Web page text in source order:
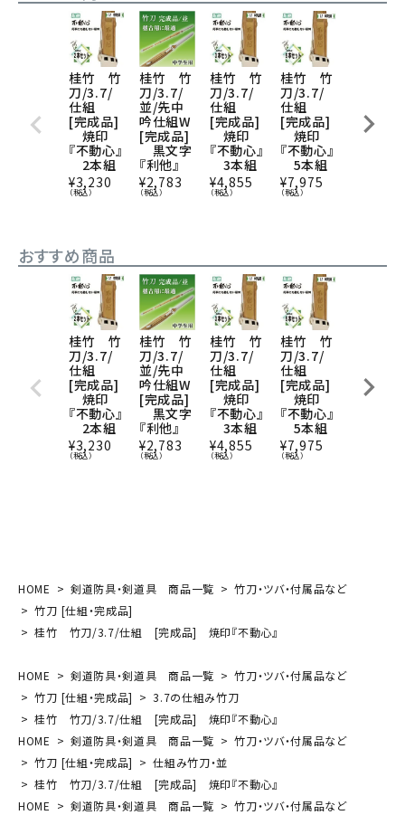
桂竹 竹
刀/3.7/
仕組
[完成品]
焼印
『不動心』
2本組
¥3,230
（税込）
桂竹 竹
刀/3.7/
並/先中
吟仕組W
[完成品]
黒文字
『利他』
¥2,783
（税込）
桂竹 竹
刀/3.7/
仕組
[完成品]
焼印
『不動心』
3本組
¥4,855
（税込）
桂竹 竹
刀/3.7/
仕組
[完成品]
焼印
『不動心』
5本組
¥7,975
（税込）
成品]
焼印『不
おすすめ商品
桂竹 竹
刀/3.7/
仕組
[完成品]
焼印
『不動心』
2本組
¥3,230
（税込）
桂竹 竹
刀/3.7/
並/先中
吟仕組W
[完成品]
黒文字
『利他』
¥2,783
（税込）
桂竹 竹
刀/3.7/
仕組
[完成品]
焼印
『不動心』
3本組
¥4,855
（税込）
桂竹 竹
刀/3.7/
仕組
[完成品]
焼印
『不動心』
5本組
¥7,975
（税込）
成品]
焼印『不
HOME 剣道防具・剣道具 商品一覧
竹刀・ツバ・付属品など
竹刀 [仕組・完成品]
桂竹 竹刀/3.7/仕組 [完成品] 焼印『不動心』
HOME 剣道防具・剣道具 商品一覧
竹刀・ツバ・付属品など
竹刀 [仕組・完成品]
3.7の仕組み竹刀
桂竹 竹刀/3.7/仕組 [完成品] 焼印『不動心』
HOME
剣道防具・剣道具 商品一覧
竹刀・ツバ・付属品など
竹刀 [仕組・完成品]
仕組み竹刀・並
桂竹 竹刀/3.7/仕組 [完成品] 焼印『不動心』
HOME
剣道防具・剣道具 商品一覧
竹刀・ツバ・付属品など